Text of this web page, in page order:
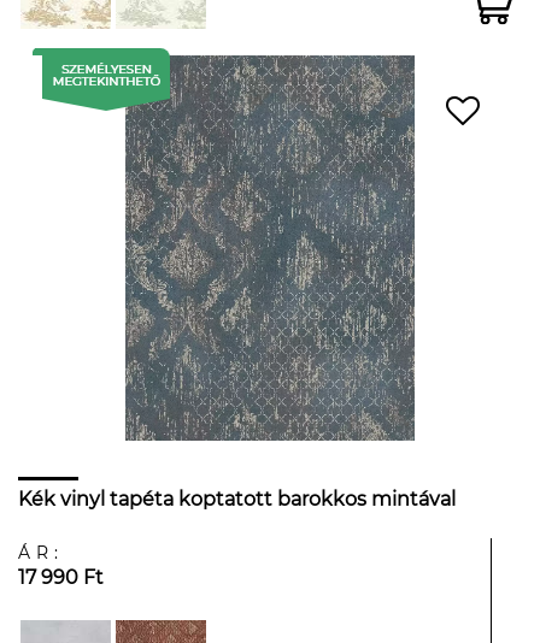
Kék vinyl tapéta koptatott barokkos mintával
ÁR:
17 990 Ft